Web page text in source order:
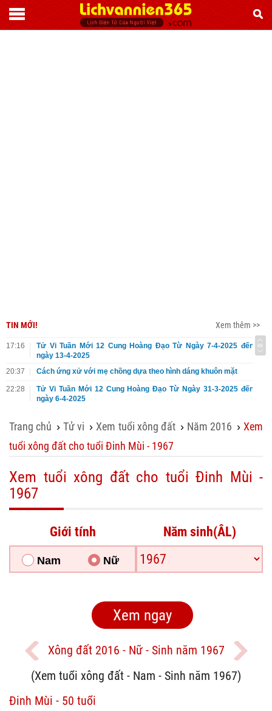
TIN MỚI! Xem thêm >>
17:16
Tử Vi Tuần Mới 12 Cung Hoàng Đạo Từ Ngày 7-4-2025 đến
ngày 13-4-2025
20:37
Cách ứng xử với mẹ chồng dựa theo hình dáng khuôn mặt
22:28
Tử Vi Tuần Mới 12 Cung Hoàng Đạo Từ Ngày 31-3-2025 đến
ngày 6-4-2025
Trang chủ ›Tử vi ›Xem tuổi xông đất › Năm 2016 ›Xem
tuổi xông đất cho tuổi Đinh Mùi - 1967
Xem tuổi xông đất cho tuổi Đinh Mùi -
1967
Giới tính
Nam Nữ
Năm sinh(ÂL)
Xông đất 2016 - Nữ - Sinh năm 1967
(Xem tuổi xông đất - Nam - Sinh năm 1967)
Đinh Mùi - 50 tuổi